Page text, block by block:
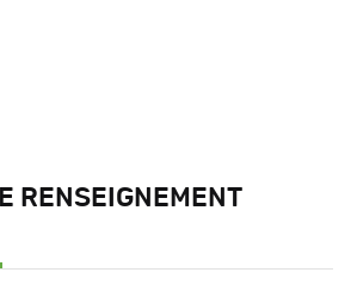
RENSEIGNEMENT